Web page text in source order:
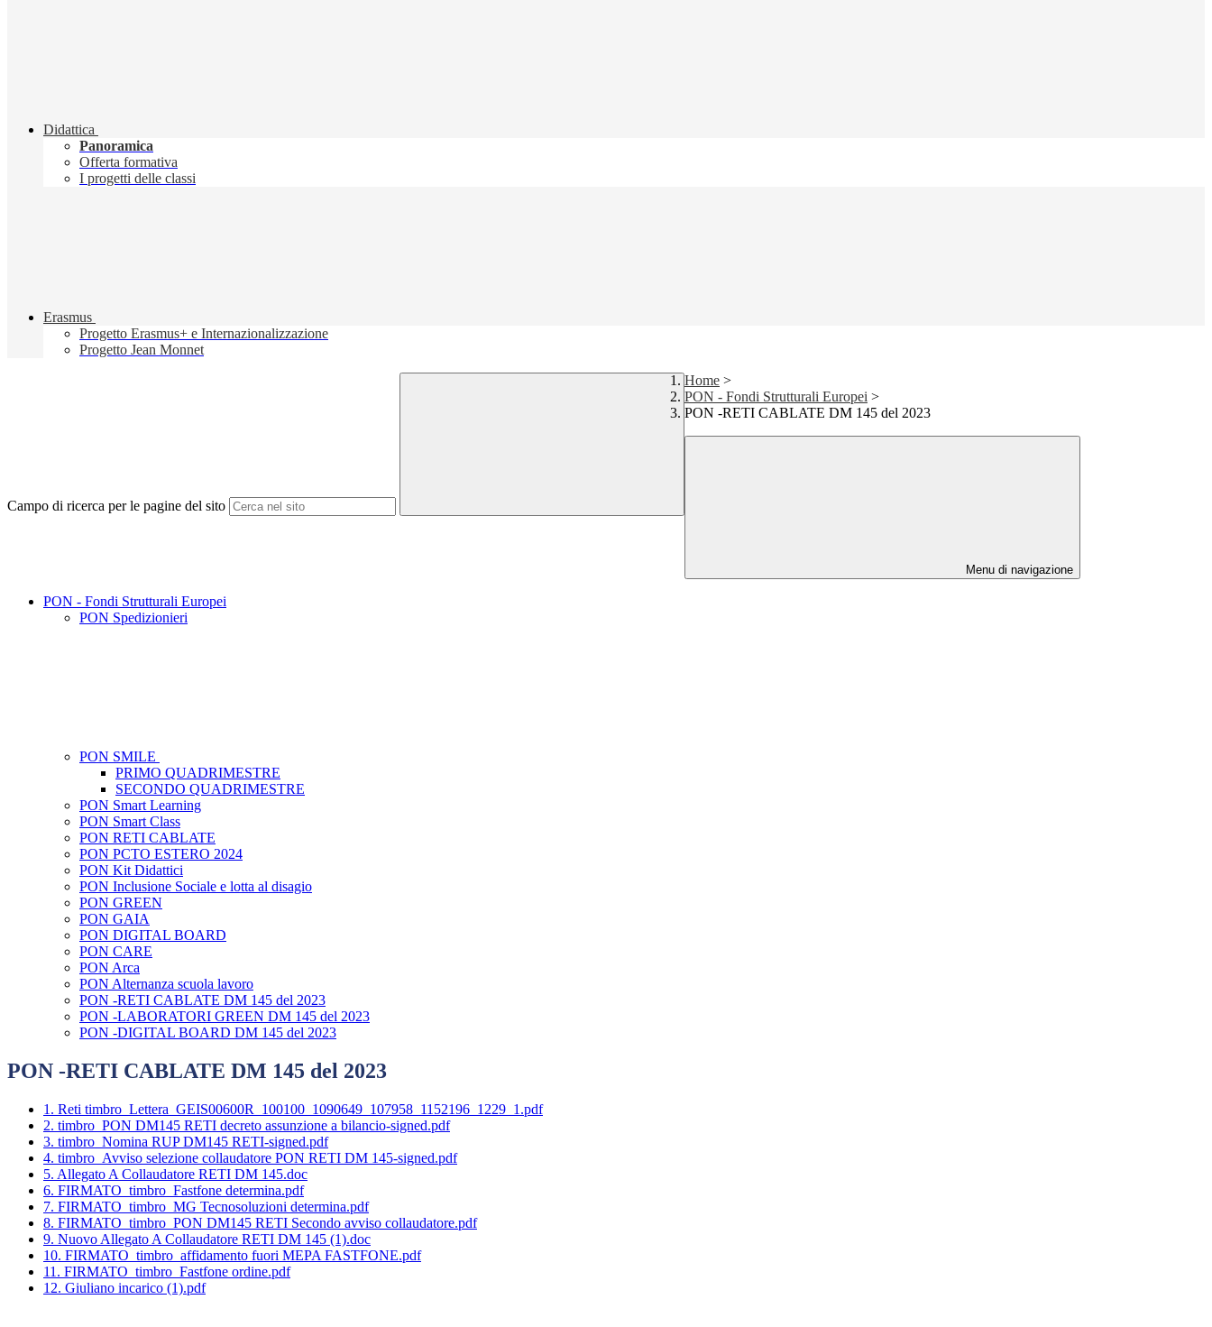
Didattica
Panoramica
Offerta formativa
I progetti delle classi
Erasmus
Progetto Erasmus+ e Internazionalizzazione
Progetto Jean Monnet
Campo di ricerca per le pagine del sito
Home >
PON - Fondi Strutturali Europei >
PON -RETI CABLATE DM 145 del 2023
Menu di navigazione
PON - Fondi Strutturali Europei
PON Spedizionieri
PON SMILE
PRIMO QUADRIMESTRE
SECONDO QUADRIMESTRE
PON Smart Learning
PON Smart Class
PON RETI CABLATE
PON PCTO ESTERO 2024
PON Kit Didattici
PON Inclusione Sociale e lotta al disagio
PON GREEN
PON GAIA
PON DIGITAL BOARD
PON CARE
PON Arca
PON Alternanza scuola lavoro
PON -RETI CABLATE DM 145 del 2023
PON -LABORATORI GREEN DM 145 del 2023
PON -DIGITAL BOARD DM 145 del 2023
PON -RETI CABLATE DM 145 del 2023
1. Reti timbro_Lettera_GEIS00600R_100100_1090649_107958_1152196_1229_1.pdf
2. timbro_PON DM145 RETI decreto assunzione a bilancio-signed.pdf
3. timbro_Nomina RUP DM145 RETI-signed.pdf
4. timbro_Avviso selezione collaudatore PON RETI DM 145-signed.pdf
5. Allegato A Collaudatore RETI DM 145.doc
6. FIRMATO_timbro_Fastfone determina.pdf
7. FIRMATO_timbro_MG Tecnosoluzioni determina.pdf
8. FIRMATO_timbro_PON DM145 RETI Secondo avviso collaudatore.pdf
9. Nuovo Allegato A Collaudatore RETI DM 145 (1).doc
10. FIRMATO_timbro_affidamento fuori MEPA FASTFONE.pdf
11. FIRMATO_timbro_Fastfone ordine.pdf
12. Giuliano incarico (1).pdf